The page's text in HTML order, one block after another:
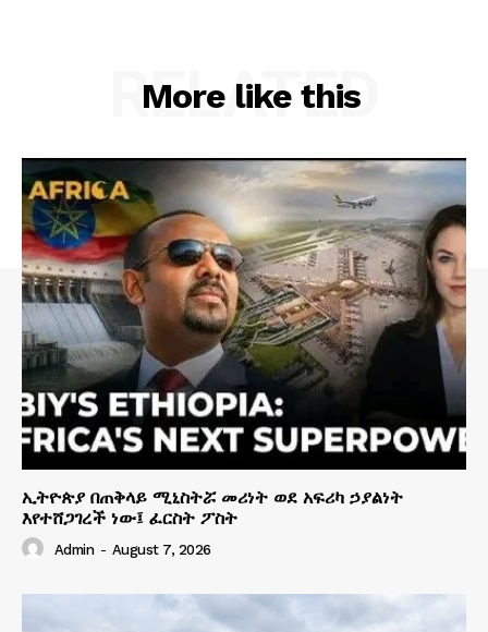
More like this
RELATED
ኢትዮጵያ በጠቅላይ ሚኒስትሯ መሪነት ወደ አፍሪካ ኃያልነት
እየተሸጋገረች ነው፤ ፈርስት ፖስት
Admin - August 7, 2026